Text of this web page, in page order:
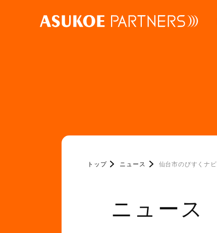
トップ ニュース 仙台市のびすくナビ
ニュース